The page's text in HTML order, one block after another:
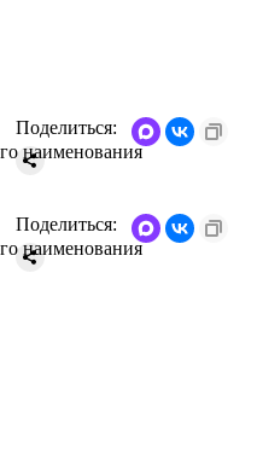
наименования
Поделиться:
наименования
Поделиться: